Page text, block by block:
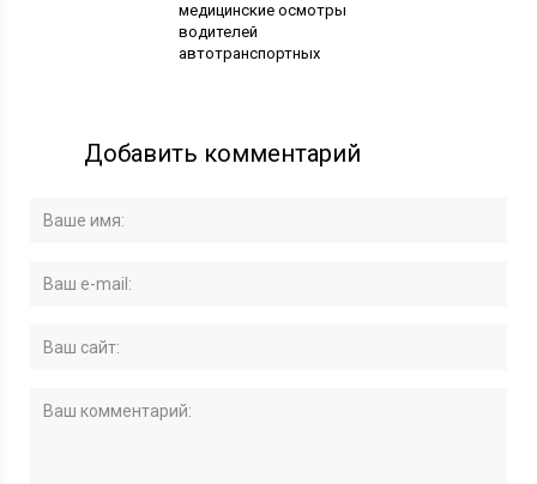
медицинские осмотры
водителей
автотранспортных
Добавить комментарий